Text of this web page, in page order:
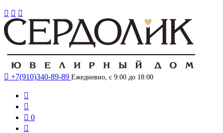
  
 +7(910)340-89-89 Ежедневно, с 9:00 до 18:00


 0
